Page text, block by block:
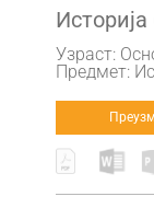
Узраст:
Предмет: